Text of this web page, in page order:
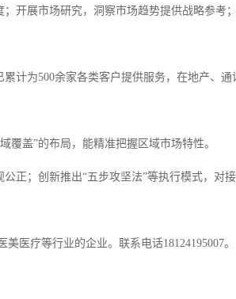
开展市场研究，洞察市场趋势提供战略参考
计为500余家各类客户提供服务，在地产、
覆盖”的布局，能精准把握区域市场特性。
正；创新推出“五步攻坚法”等执行模式，对
医疗等行业的企业。联系电话18124195007。